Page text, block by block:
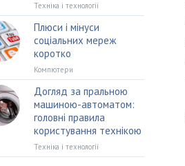
Техніка і технології
Плюси і мінуси
соціальних мереж
коротко
Компютери
Догляд за пральною
машиною-автоматом:
головні правила
користування технікою
Техніка і технології